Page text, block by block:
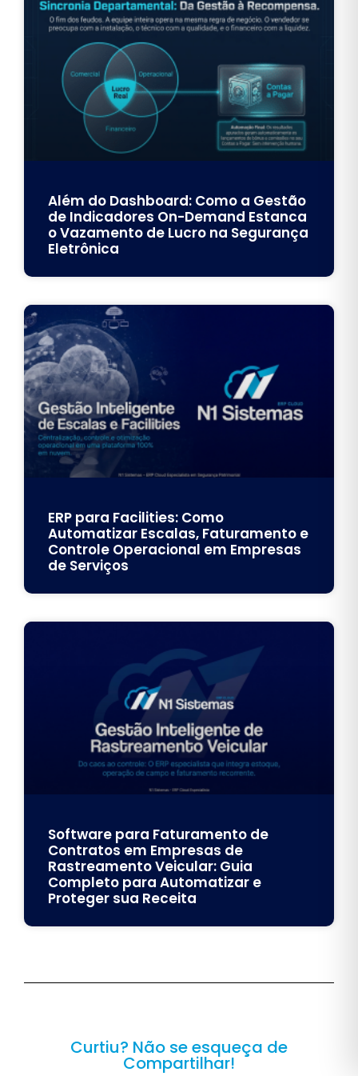
Além do Dashboard: Como a Gestão
de Indicadores On-Demand Estanca
o Vazamento de Lucro na Segurança
Eletrônica
ERP para Facilities: Como
Automatizar Escalas, Faturamento e
Controle Operacional em Empresas
de Serviços
Software para Faturamento de
Contratos em Empresas de
Rastreamento Veicular: Guia
Completo para Automatizar e
Proteger sua Receita
Curtiu? Não se esqueça de
Compartilhar!